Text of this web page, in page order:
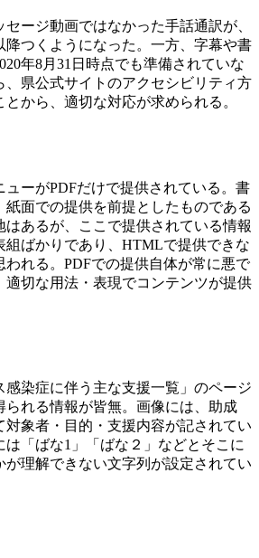
セージ動画ではなかった手話通訳が、
降つくようになった。一方、字幕や書
年8月31日時点でも準備されていな
、県公式サイトのアクセシビリティ方
から、適切な対応が求められる。
ューがPDFだけで提供されている。書
面での提供を前提としたものである
はあるが、ここで提供されている情報
組ばかりであり、HTMLで提供できな
われる。PDFでの提供自体が常に悪で
適切な用法・表現でコンテンツが提供
感染症に伴う主な支援一覧」のページ
られる情報が皆無。画像には、助成
対象者・目的・支援内容が記されてい
は「ばな1」「ばな２」などとそこに
が理解できない文字列が設定されてい